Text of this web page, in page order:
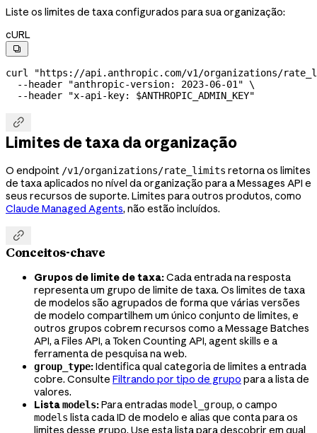
Liste os limites de taxa configurados para sua organização:
cURL

curl
"https://api.anthropic.com/v1/organizations/
  --header
"anthropic-version: 2023-06-01" \
  --header
"x-api-key: $ANTHROPIC_ADMIN_KEY"

Limites de taxa da organização
O endpoint /v1/organizations/rate_limits retorna os limites
de taxa aplicados no nível da organização para a Messages API e
seus recursos de suporte. Limites para outros produtos, como
Claude Managed Agents, não estão incluídos.

Conceitos-chave
Grupos de limite de taxa:Cada entrada na resposta
representa um grupo de limite de taxa. Os limites de taxa
de modelos são agrupados de forma que várias versões
de modelo compartilhem um único conjunto de limites, e
outros grupos cobrem recursos como a Message Batches
API, a Files API, a Token Counting API, agent skills e a
ferramenta de pesquisa na web.
group_type:Identifica qual categoria de limites a entrada
cobre. Consulte Filtrando por tipo de grupo para a lista de
valores.
Listamodels:Para entradas model_group, o campo
models lista cada ID de modelo e alias que conta para os
limites desse grupo. Use esta lista para descobrir em qual